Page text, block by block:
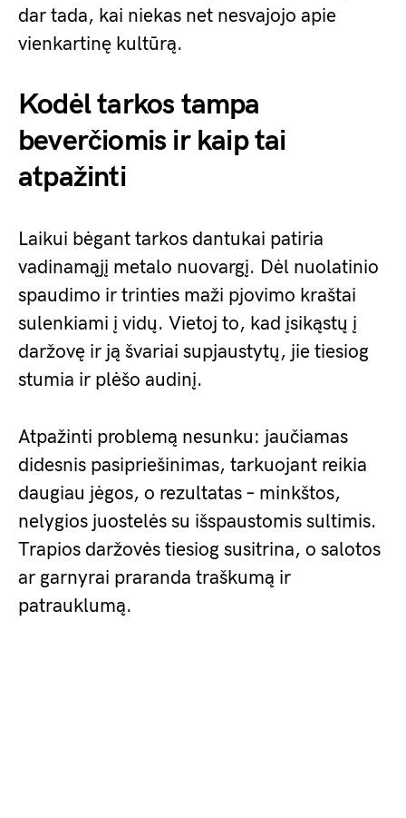
dar tada, kai niekas net nesvajojo apie
vienkartinę kultūrą.
Kodėl tarkos tampa
beverčiomis ir kaip tai
atpažinti
Laikui bėgant tarkos dantukai patiria
vadinamąjį metalo nuovargį. Dėl nuolatinio
spaudimo ir trinties maži pjovimo kraštai
sulenkiami į vidų. Vietoj to, kad įsikąstų į
daržovę ir ją švariai supjaustytų, jie tiesiog
stumia ir plėšo audinį.
Atpažinti problemą nesunku: jaučiamas
didesnis pasipriešinimas, tarkuojant reikia
daugiau jėgos, o rezultatas – minkštos,
nelygios juostelės su išspaustomis sultimis.
Trapios daržovės tiesiog susitrina, o salotos
ar garnyrai praranda traškumą ir
patrauklumą.